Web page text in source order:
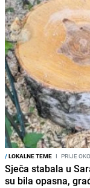
/LOKALNE TEME I PRIJE
Sječa stabala u
su bila opasna,